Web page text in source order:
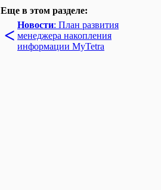
Еще в этом разделе:
< Новости: План развития
менеджера накопления
информации MyTetra